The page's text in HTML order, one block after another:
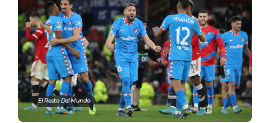
El Resto Del Mundo